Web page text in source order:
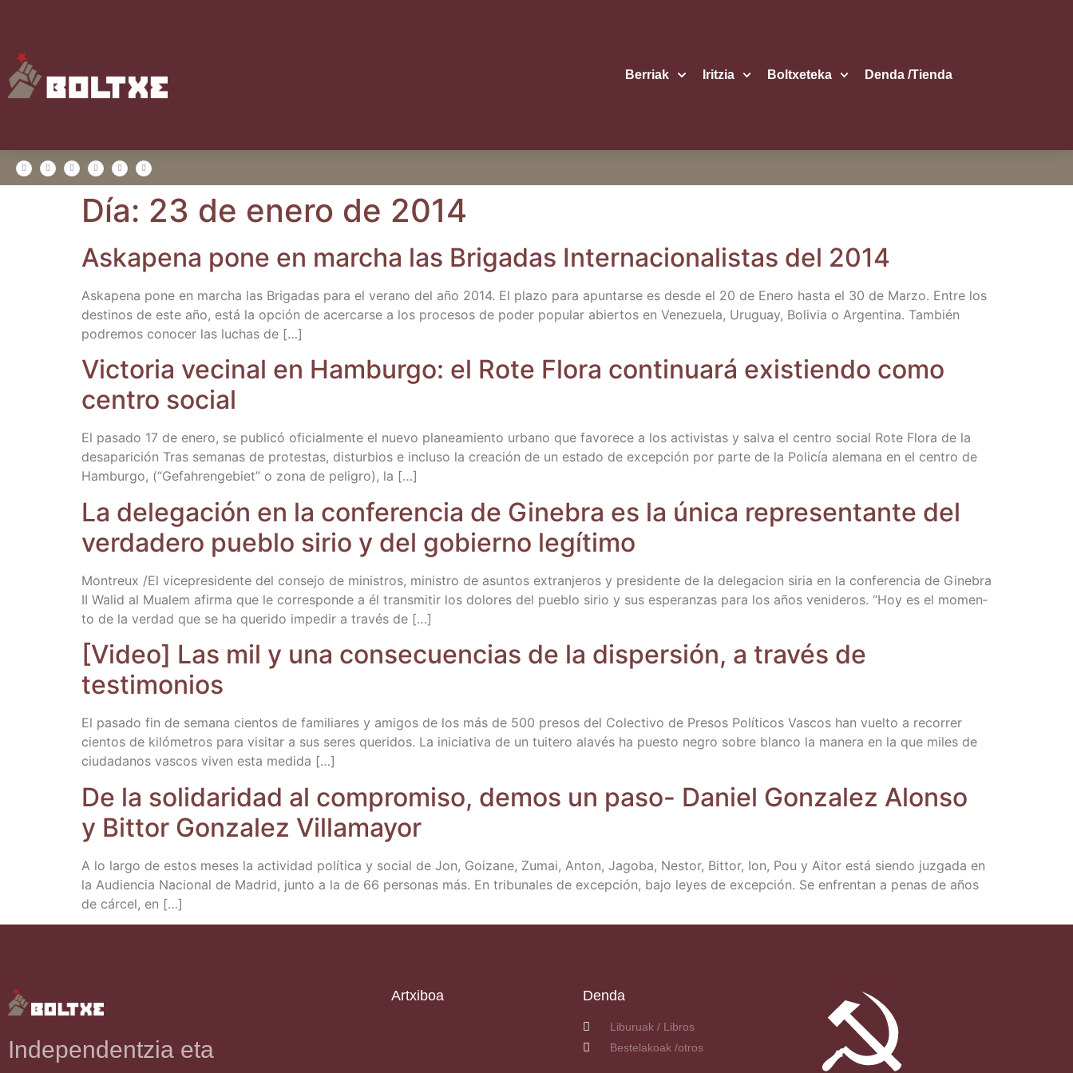
Berriak Iritzia Boltxe­te­ka Den­da /​Tien­da
Día: 23 de enero de 2014
Aska­pe­na pone en mar­cha las Bri­ga­das Inter­na­cio­na­lis­tas del 2014
Aska­pe­na pone en mar­cha las Bri­ga­das para el verano del año 2014. El pla­zo para apun­tar­se es des­de el 20 de Enero has­ta el 30 de Mar­zo. Entre los
des­ti­nos de este año, está la opción de acer­car­se a los pro­ce­sos de poder popu­lar abier­tos en Vene­zue­la, Uru­guay, Boli­via o Argen­ti­na. Tam­bién
podre­mos cono­cer las luchas de […]
Vic­to­ria veci­nal en Ham­bur­go: el Rote Flo­ra con­ti­nua­rá exis­tien­do como
cen­tro social
El pasa­do 17 de enero, se publi­có ofi­cial­men­te el nue­vo pla­nea­mien­to urbano que favo­re­ce a los acti­vis­tas y sal­va el cen­tro social Rote Flo­ra de la
des­apa­ri­ción Tras sema­nas de pro­tes­tas, dis­tur­bios e inclu­so la crea­ción de un esta­do de excep­ción por par­te de la Poli­cía ale­ma­na en el cen­tro de
Ham­bur­go, (“Gefah­ren­ge­biet” o zona de peli­gro), la […]
La dele­ga­ción en la con­fe­ren­cia de Gine­bra es la úni­ca repre­sen­tan­te del
ver­da­de­ro pue­blo sirio y del gobierno legítimo
Mon­treux /​El vice­pre­si­den­te del con­se­jo de minis­tros, minis­tro de asun­tos extran­je­ros y pre­si­den­te de la dele­ga­cion siria en la con­fe­ren­cia de Gine­bra
II Walid al Mua­lem afir­ma que le corres­pon­de a él trans­mi­tir los dolo­res del pue­blo sirio y sus espe­ran­zas para los años veni­de­ros. “Hoy es el momen­
to de la ver­dad que se ha que­ri­do impe­dir a tra­vés de […]
[Video] Las mil y una con­se­cuen­cias de la dis­per­sión, a tra­vés de
testimonios
El pasa­do fin de sema­na cien­tos de fami­lia­res y ami­gos de los más de 500 pre­sos del Colec­ti­vo de Pre­sos Polí­ti­cos Vas­cos han vuel­to a reco­rrer
cien­tos de kiló­me­tros para visi­tar a sus seres que­ri­dos. La ini­cia­ti­va de un tui­te­ro ala­vés ha pues­to negro sobre blan­co la mane­ra en la que miles de
ciu­da­da­nos vas­cos viven esta medida […]
De la soli­da­ri­dad al com­pro­mi­so, demos un paso- Daniel Gon­za­lez Alon­so
y Bit­tor Gon­za­lez Villamayor
A lo lar­go de estos meses la acti­vi­dad polí­ti­ca y social de Jon, Goi­za­ne, Zumai, Anton, Jago­ba, Nes­tor, Bit­tor, Ion, Pou y Aitor está sien­do juz­ga­da en
la Audien­cia Nacio­nal de Madrid, jun­to a la de 66 per­so­nas más. En tri­bu­na­les de excep­ción, bajo leyes de excep­ción. Se enfren­tan a penas de años
de cár­cel, en […]
Independentzia eta
Artxiboa Denda
Liburuak / Libros
Bestelakoak /otros